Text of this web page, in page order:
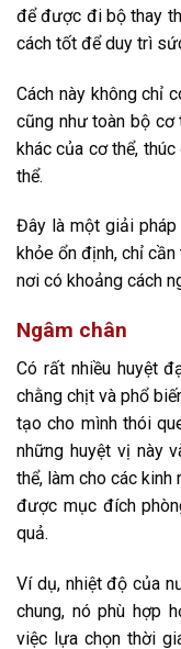
để được đi bộ thay
cách tốt để duy trì
Cách này không chỉ
cũng như toàn bộ cơ
khác của cơ thể,
thể.
Đây là một giải
khỏe ổn định, chỉ
nơi có khoảng cách
Ngâm chân
Có rất nhiều huyệt
chằng chịt và phổ
tạo cho mình thói
những huyệt vị này
thể, làm cho các
được mục đích
quả.
Ví dụ, nhiệt độ của
chung, nó phù hợp
việc lựa chọn thời